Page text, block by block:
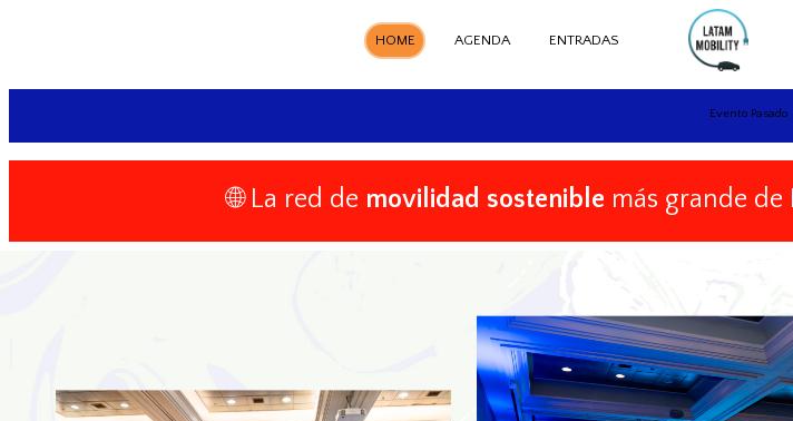
HOME AGENDA ENTRADAS
Evento Pasado
🌐 La red de movilidad sostenible más grande de